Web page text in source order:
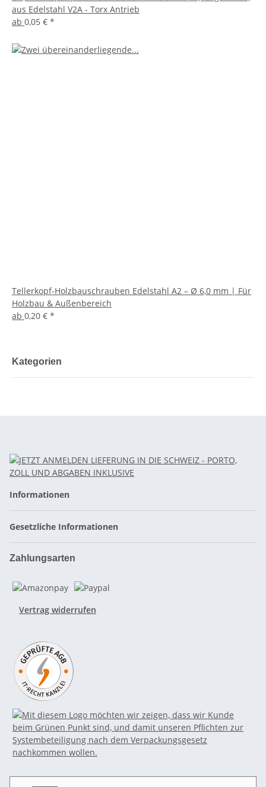
aus Edelstahl V2A - Torx Antrieb
ab 0,05 € *
Tellerkopf-Holzbauschrauben Edelstahl A2 – Ø 6,0 mm | Für
Holzbau & Außenbereich
ab 0,20 € *
Kategorien
Informationen
Gesetzliche Informationen
Zahlungsarten
Vertrag widerrufen